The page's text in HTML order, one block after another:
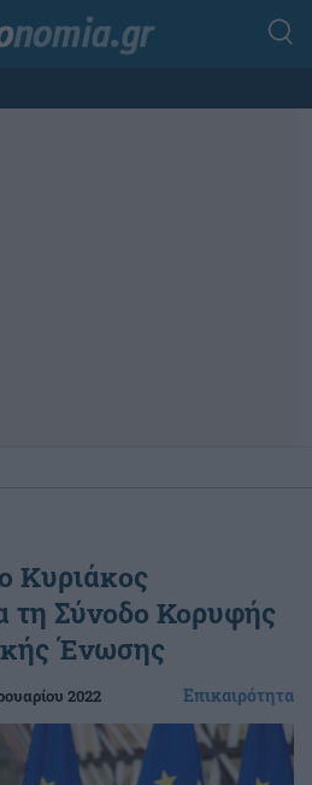
Κυριάκος
τη Σύνοδο Κορυφής
Ένωσης
2022 Επικαιρότητα